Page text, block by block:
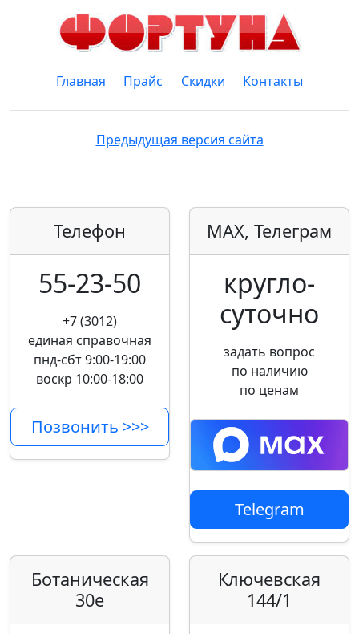
Главная Прайс Скидки Контакты
Предыдущая версия сайта
Телефон
55-23-50
+7 (3012)
единая справочная
пнд-сбт 9:00-19:00
воскр 10:00-18:00
Позвонить >>>
MAX, Телеграм
кругло­
суточно
задать вопрос
по наличию
по ценам
Telegram
Ботаническая
30е
Ключевская
144/1